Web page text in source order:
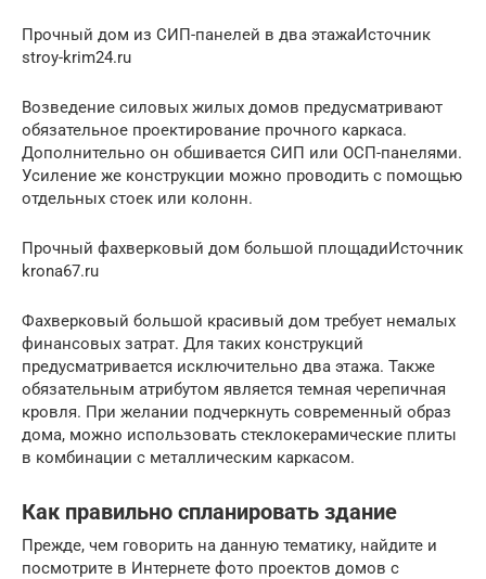
Прочный дом из СИП-панелей в два этажаИсточник
stroy-krim24.ru
Возведение силовых жилых домов предусматривают
обязательное проектирование прочного каркаса.
Дополнительно он обшивается СИП или ОСП-панелями.
Усиление же конструкции можно проводить с помощью
отдельных стоек или колонн.
Прочный фахверковый дом большой площадиИсточник
krona67.ru
Фахверковый большой красивый дом требует немалых
финансовых затрат. Для таких конструкций
предусматривается исключительно два этажа. Также
обязательным атрибутом является темная черепичная
кровля. При желании подчеркнуть современный образ
дома, можно использовать стеклокерамические плиты
в комбинации с металлическим каркасом.
Как правильно спланировать здание
Прежде, чем говорить на данную тематику, найдите и
посмотрите в Интернете фото проектов домов с